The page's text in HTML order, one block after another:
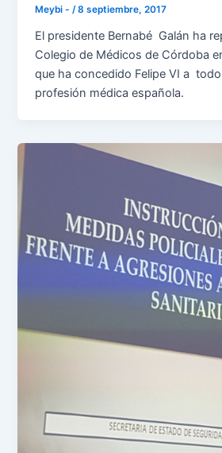
Meybi -/8 septiembre, 2017
El presidente Bernabé Galán ha
Colegio de Médicos de Córdoba
que ha concedido Felipe VI a
profesión médica española.